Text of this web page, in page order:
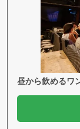
昼から飲めるワ